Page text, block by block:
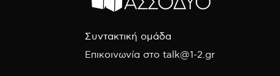
Συντακτική ομάδα
Επικοινωνία στο talk@1-2.gr